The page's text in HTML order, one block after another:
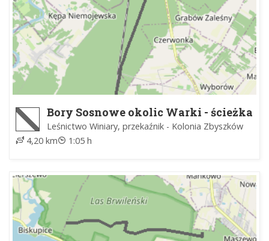
Bory Sosnowe okolic Warki - ścieżka
Leśnictwo Winiary, przekaźnik - Kolonia Zbyszków
4,20 km
1:05 h